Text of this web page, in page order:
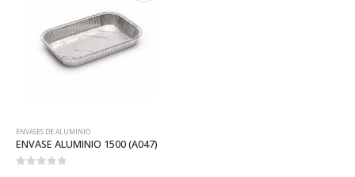
ENVASES DE ALUMINIO
ENVASE ALUMINIO 1500 (A047)